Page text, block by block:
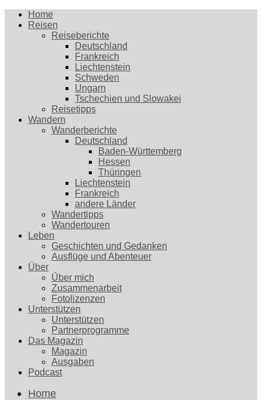
Home
Reisen
Reiseberichte
Deutschland
Frankreich
Liechtenstein
Schweden
Ungarn
Tschechien und Slowakei
Reisetipps
Wandern
Wanderberichte
Deutschland
Baden-Württemberg
Hessen
Thüringen
Liechtenstein
Frankreich
andere Länder
Wandertipps
Wandertouren
Leben
Geschichten und Gedanken
Ausflüge und Abenteuer
Über
Über mich
Zusammenarbeit
Fotolizenzen
Unterstützen
Unterstützen
Partnerprogramme
Das Magazin
Magazin
Ausgaben
Podcast
Home